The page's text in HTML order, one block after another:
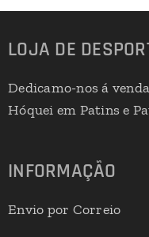
LOJA DE
Dedicamo-nos á
Hóquei em Patins e
INFORMAÇÃO
Envio por Correio